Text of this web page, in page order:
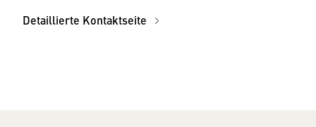
Detaillierte Kontaktseite